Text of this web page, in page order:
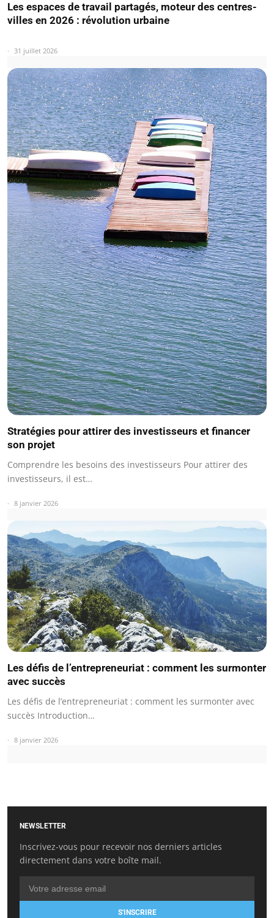
Les espaces de travail partagés, moteur des centres-
villes en 2026 : révolution urbaine
31 juillet 2026
Stratégies pour attirer des investisseurs et financer
son projet
Comprendre les besoins des investisseurs Pour attirer des
investisseurs, il est…
8 janvier 2026
Les défis de l’entrepreneuriat : comment les surmonter
avec succès
Les défis de l’entrepreneuriat : comment les surmonter avec
succès Introduction…
8 janvier 2026
NEWSLETTER
Inscrivez-vous pour recevoir nos derniers articles
directement dans votre boîte mail.
S'INSCRIRE